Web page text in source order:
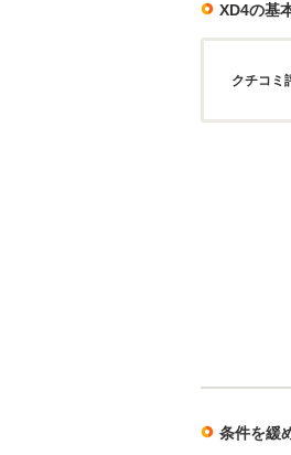
XD4の基
クチコミ
条件を緩